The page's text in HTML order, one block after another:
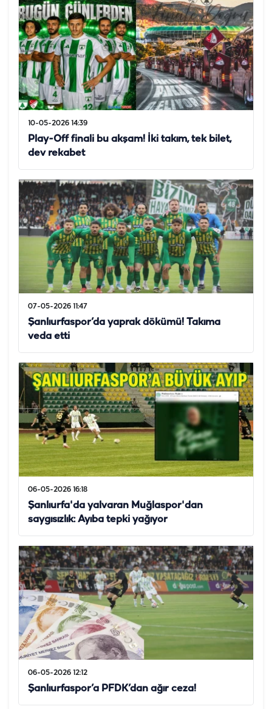
10-05-2026 14:39
Play-Off finali bu akşam! İki takım, tek bilet,
dev rekabet
07-05-2026 11:47
Şanlıurfaspor’da yaprak dökümü! Takıma
veda etti
06-05-2026 16:18
Şanlıurfa'da yalvaran Muğlaspor'dan
saygısızlık: Ayıba tepki yağıyor
06-05-2026 12:12
Şanlıurfaspor’a PFDK’dan ağır ceza!